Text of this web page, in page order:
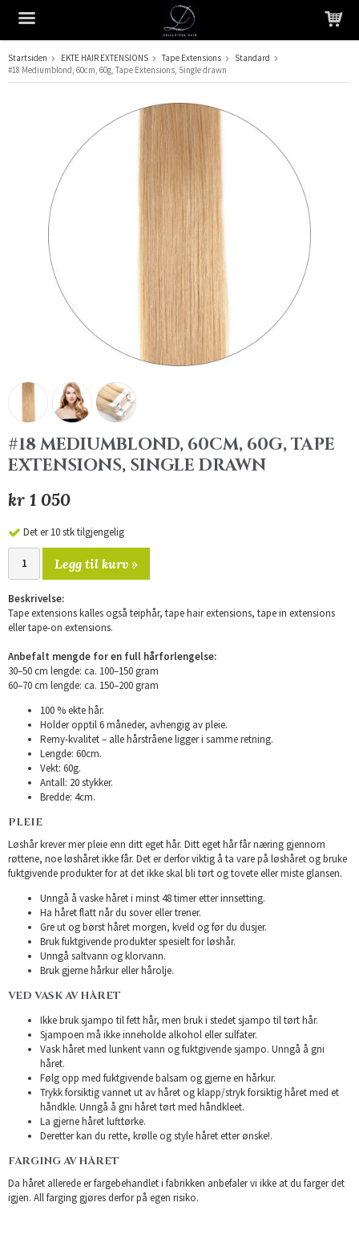
Produktet har blitt lagt til i handlekurven din
Startsiden EKTE HAIR EXTENSIONS Tape Extensions
Standard
#18 Mediumblond, 60cm, 60g, Tape Extensions, Single drawn
#18 MEDIUMBLOND, 60CM, 60G, TAPE
EXTENSIONS, SINGLE DRAWN
kr 1 050
Det er 10 stk tilgjengelig
Legg til kurv »
Beskrivelse:
Tape extensions kalles også teiphår, tape hair extensions, tape in extensions
eller tape-on extensions.
Anbefalt mengde for en full hårforlengelse:
30–50 cm lengde: ca. 100–150 gram
60–70 cm lengde: ca. 150–200 gram
100 % ekte hår.
Holder opptil 6 måneder, avhengig av pleie.
Remy-kvalitet – alle hårstråene ligger i samme retning.
Lengde: 60cm.
Vekt: 60g.
Antall: 20 stykker.
Bredde: 4cm.
PLEIE
Løshår krever mer pleie enn ditt eget hår. Ditt eget hår får næring gjennom
røttene, noe løshåret ikke får. Det er derfor viktig å ta vare på løshåret og bruke
fuktgivende produkter for at det ikke skal bli tørt og tovete eller miste glansen.
Unngå å vaske håret i minst 48 timer etter innsetting.
Ha håret flatt når du sover eller trener.
Gre ut og børst håret morgen, kveld og før du dusjer.
Bruk fuktgivende produkter spesielt for løshår.
Unngå saltvann og klorvann.
Bruk gjerne hårkur eller hårolje.
VED VASK AV HÅRET
Ikke bruk sjampo til fett hår, men bruk i stedet sjampo til tørt hår.
Sjampoen må ikke inneholde alkohol eller sulfater.
Vask håret med lunkent vann og fuktgivende sjampo. Unngå å gni
håret.
Følg opp med fuktgivende balsam og gjerne en hårkur.
Trykk forsiktig vannet ut av håret og klapp/stryk forsiktig håret med et
håndkle. Unngå å gni håret tørt med håndkleet.
La gjerne håret lufttørke.
Deretter kan du rette, krølle og style håret etter ønske!.
FARGING AV HÅRET
Da håret allerede er fargebehandlet i fabrikken anbefaler vi ikke at du farger det
igjen. All farging gjøres derfor på egen risiko.